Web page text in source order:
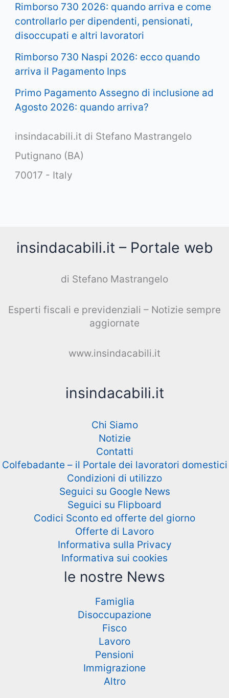
Rimborso 730 2026: quando arriva e come
controllarlo per dipendenti, pensionati,
disoccupati e altri lavoratori
Rimborso 730 Naspi 2026: ecco quando
arriva il Pagamento Inps
Primo Pagamento Assegno di inclusione ad
Agosto 2026: quando arriva?
insindacabili.it di Stefano Mastrangelo
Putignano (BA)
70017 - Italy
insindacabili.it – Portale web
di Stefano Mastrangelo
Esperti fiscali e previdenziali – Notizie sempre
aggiornate
www.insindacabili.it
insindacabili.it
Chi Siamo
Notizie
Contatti
Colfebadante – il Portale dei lavoratori domestici
Condizioni di utilizzo
Seguici su Google News
Seguici su Flipboard
Codici Sconto ed offerte del giorno
Offerte di Lavoro
Informativa sulla Privacy
Informativa sui cookies
le nostre News
Famiglia
Disoccupazione
Fisco
Lavoro
Pensioni
Immigrazione
Altro